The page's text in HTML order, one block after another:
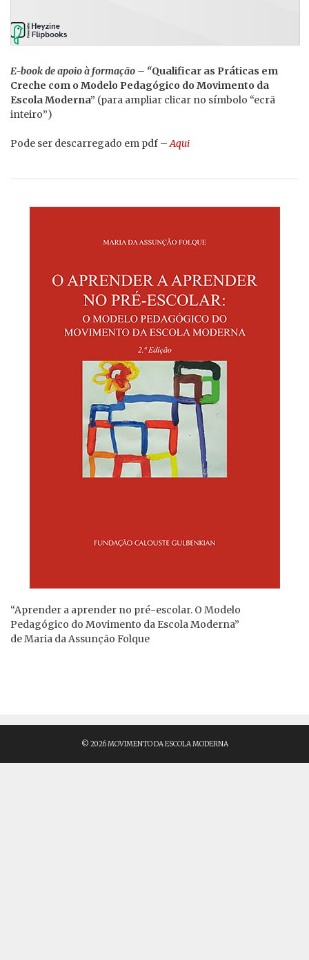
E-book de apoio à formação – “Qualificar as Práticas em
Creche com o Modelo Pedagógico do Movimento da
Escola Moderna” (para ampliar clicar no símbolo “ecrã
inteiro”)
Pode ser descarregado em pdf –Aqui
“Aprender a aprender no pré-escolar. O Modelo
Pedagógico do Movimento da Escola Moderna”
de Maria da Assunção Folque
© 2026 MOVIMENTO DA ESCOLA MODERNA